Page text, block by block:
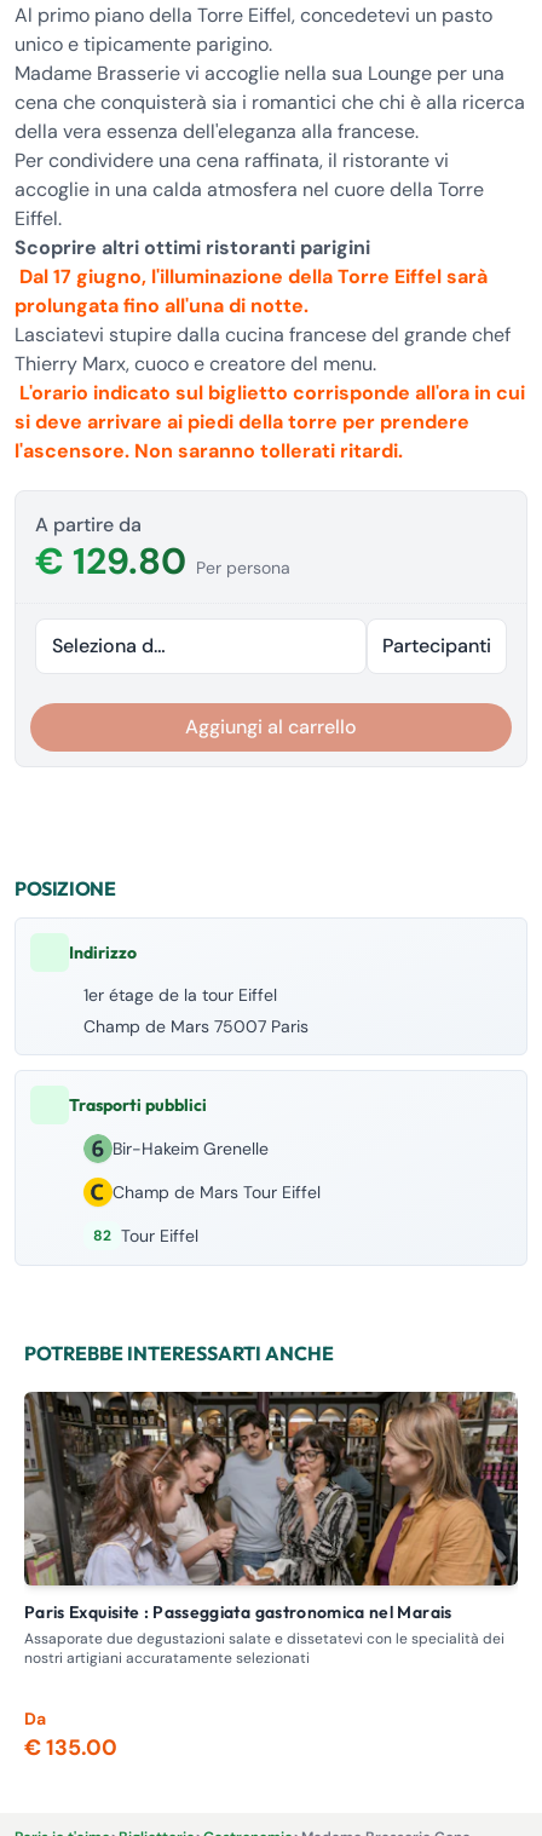
Al primo piano della Torre Eiffel, concedetevi un pasto
unico e tipicamente parigino.
Madame Brasserie vi accoglie nella sua Lounge per una
cena che conquisterà sia i romantici che chi è alla ricerca
della vera essenza dell'eleganza alla francese.
Per condividere una cena raffinata, il ristorante vi
accoglie in una calda atmosfera nel cuore della Torre
Eiffel.
Scoprire altri ottimi ristoranti parigini
Dal 17 giugno, l'illuminazione della Torre Eiffel sarà
prolungata fino all'una di notte.
Lasciatevi stupire dalla cucina francese del grande chef
Thierry Marx, cuoco e creatore del menu.
L'orario indicato sul biglietto corrisponde all'ora in cui
si deve arrivare ai piedi della torre per prendere
l'ascensore. Non saranno tollerati ritardi.
A partire da
€ 129.80 Per persona
Seleziona data Partecipanti
Aggiungi al carrello
POSIZIONE
Indirizzo
1er étage de la tour Eiffel
Champ de Mars 75007 Paris
Trasporti pubblici
Bir-Hakeim Grenelle
Champ de Mars Tour Eiffel
82 Tour Eiffel
POTREBBE INTERESSARTI ANCHE
Paris Exquisite : Passeggiata gastronomica nel Marais
Assaporate due degustazioni salate e dissetatevi con le specialità dei
nostri artigiani accuratamente selezionati
Da
€ 135.00